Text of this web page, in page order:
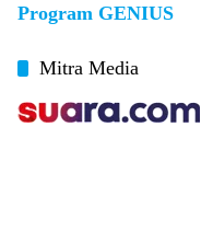
Program GENIUS
Mitra Media